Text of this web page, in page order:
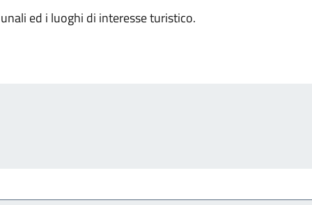
ed i luoghi di interesse turistico.